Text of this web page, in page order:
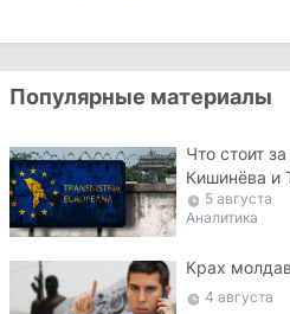
Популярные материалы
Что стоит
Кишинёва и
5 августа
Аналитика
Крах
4 августа